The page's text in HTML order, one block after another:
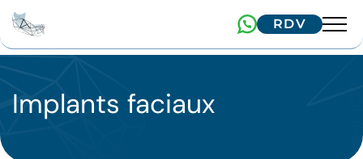
RDV
Équipe
Dr. Arnaud
Expertises
Implants faciaux